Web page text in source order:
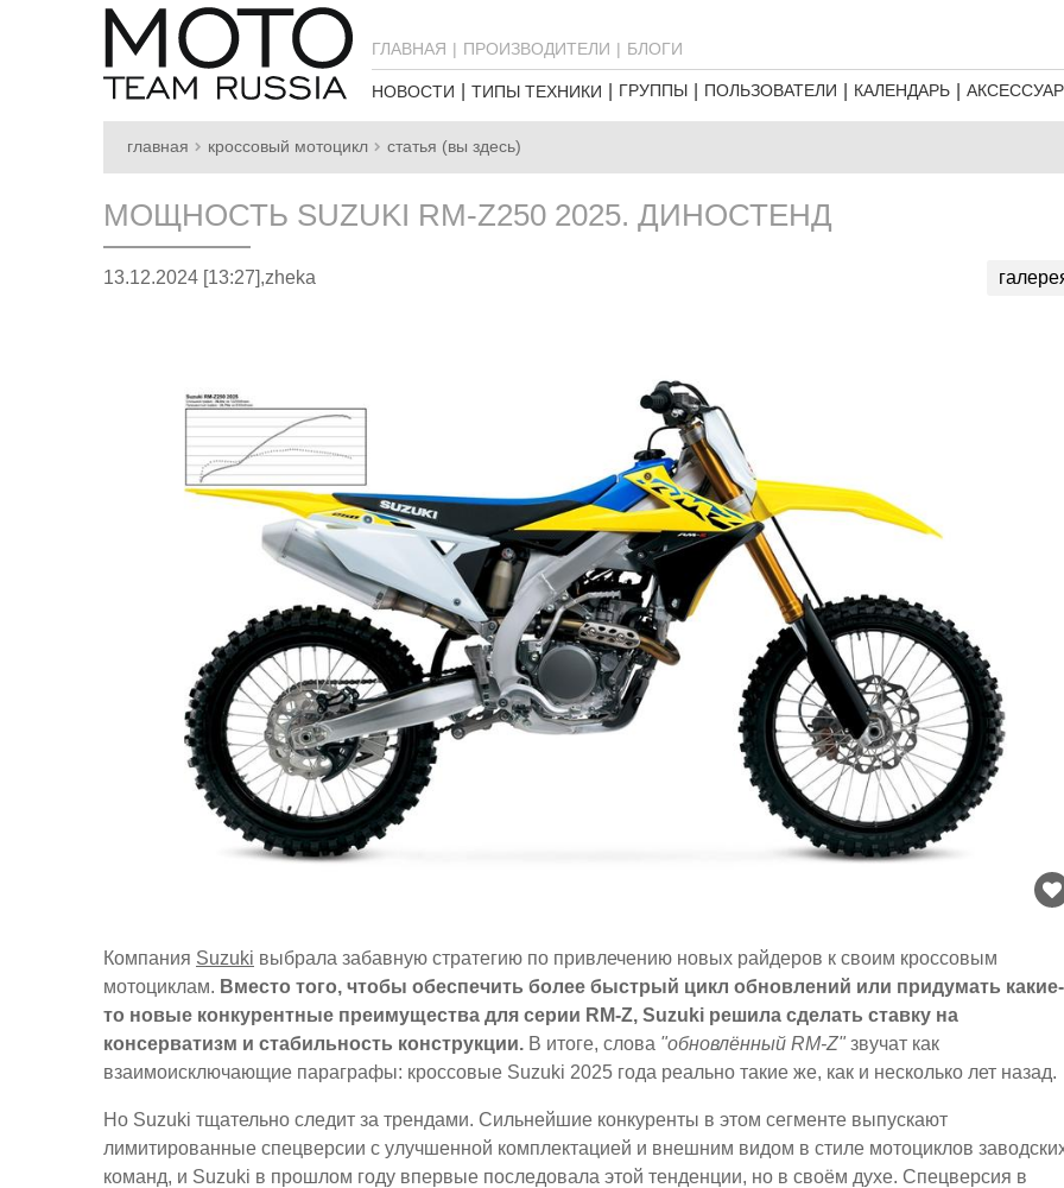
ГЛАВНАЯ ПРОИЗВОДИТЕЛИ БЛОГИ
НОВОСТИ ТИПЫ ТЕХНИКИ ГРУППЫ ПОЛЬЗОВАТЕЛИ КАЛЕНДАРЬ
главная кроссовый мотоцикл статья (вы здесь)
МОЩНОСТЬ SUZUKI RM-Z250 2025. ДИНОСТЕНД
13.12.2024 [13:27],zheka
Компания Suzuki выбрала забавную стратегию по привлечению новых райдеров к своим кроссовым
мотоциклам. Вместо того, чтобы обеспечить более быстрый цикл обновлений или придумать какие-
то новые конкурентные преимущества для серии RM-Z, Suzuki решила сделать ставку на
консерватизм и стабильность конструкции. В итоге, слова "обновлённый RM-Z" звучат как
взаимоисключающие параграфы: кроссовые Suzuki 2025 года реально такие же, как и несколько лет назад.
Но Suzuki тщательно следит за трендами. Сильнейшие конкуренты в этом сегменте выпускают
лимитированные спецверсии с улучшенной комплектацией и внешним видом в стиле мотоциклов
команд, и Suzuki в прошлом году впервые последовала этой тенденции, но в своём духе. Спецверсия в